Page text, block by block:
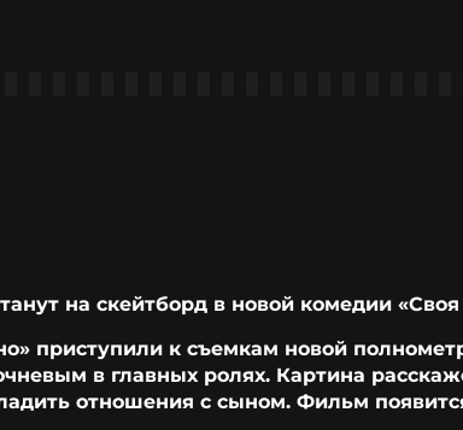
на скейтборд в новой комедии «Своя
приступили к съемкам новой
в главных ролях. Картина
отношения с сыном. Фильм